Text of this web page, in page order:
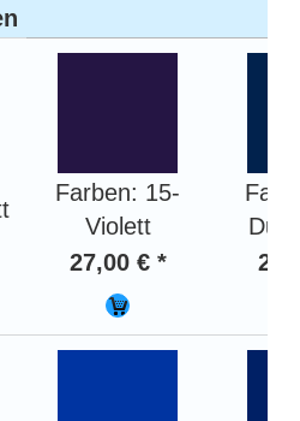
Farben: 15-
Violett
27,00 € *